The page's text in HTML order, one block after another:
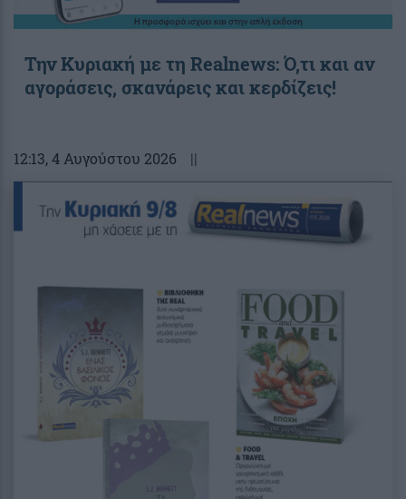
Την Κυριακή με τη Realnews: Ό,τι και αν
αγοράσεις, σκανάρεις και κερδίζεις!
12:13, 4 Αυγούστου 2026 ||